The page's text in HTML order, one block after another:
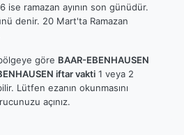
ise ramazan ayının son günüdür.
denir. 20 Mart'ta Ramazan
göre BAAR-EBENHAUSEN
iftar vakti 1 veya 2
Lütfen ezanın okunmasını
açınız.